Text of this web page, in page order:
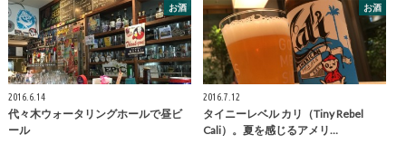
お酒
2016.6.14
代々木ウォータリングホールで昼ビ
ール
お酒
2016.7.12
タイニーレベル カリ（Tiny Rebel
Cali）。夏を感じるアメリ…